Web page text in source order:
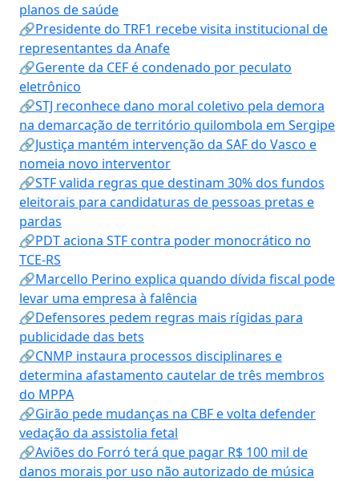
planos de saúde
🔗Presidente do TRF1 recebe visita institucional de
representantes da Anafe
🔗Gerente da CEF é condenado por peculato
eletrônico
🔗STJ reconhece dano moral coletivo pela demora
na demarcação de território quilombola em Sergipe
🔗Justiça mantém intervenção da SAF do Vasco e
nomeia novo interventor
🔗STF valida regras que destinam 30% dos fundos
eleitorais para candidaturas de pessoas pretas e
pardas
🔗PDT aciona STF contra poder monocrático no
TCE-RS
🔗Marcello Perino explica quando dívida fiscal pode
levar uma empresa à falência
🔗Defensores pedem regras mais rígidas para
publicidade das bets
🔗CNMP instaura processos disciplinares e
determina afastamento cautelar de três membros
do MPPA
🔗Girão pede mudanças na CBF e volta defender
vedação da assistolia fetal
🔗Aviões do Forró terá que pagar R$ 100 mil de
danos morais por uso não autorizado de música